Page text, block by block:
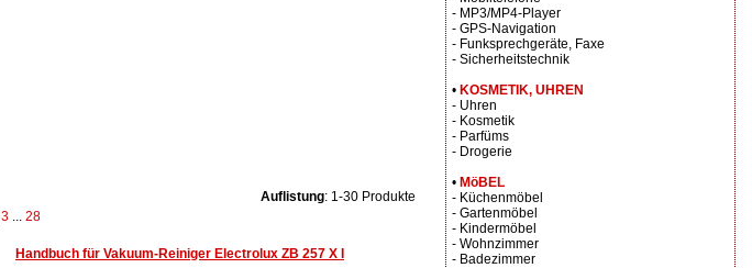
Auflistung: 1-30 Produkte
3... 28
Handbuch für Vakuum-Reiniger Electrolux ZB 257 X I
- MP3/MP4-Player
- GPS-Navigation
- Funksprechgeräte, Faxe
- Sicherheitstechnik
• KOSMETIK, UHREN
- Uhren
- Kosmetik
- Parfüms
- Drogerie
• MöBEL
- Küchenmöbel
- Gartenmöbel
- Kindermöbel
- Wohnzimmer
- Badezimmer